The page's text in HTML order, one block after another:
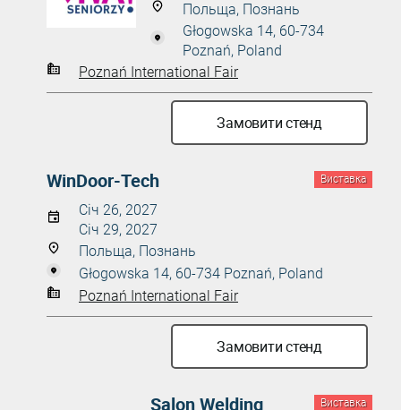
Польща, Познань
Głogowska 14, 60-734
Poznań, Poland
Poznań International Fair
Замовити стенд
Виставка
WinDoor-Tech
Січ 26, 2027
Січ 29, 2027
Польща, Познань
Głogowska 14, 60-734 Poznań, Poland
Poznań International Fair
Замовити стенд
Виставка
Salon Welding